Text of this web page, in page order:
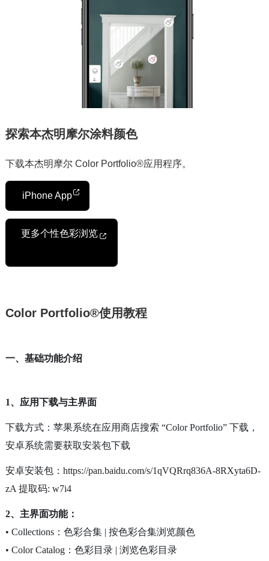
探索本杰明摩尔涂料颜色
下载本杰明摩尔 Color Portfolio®应用程序。
iPhone App
更多个性色彩浏览
Color Portfolio®使用教程
一、基础功能介绍
1、 应用下载与主界面
下载方式： 苹果系统在应用商店搜索 “Color Portfolio” 下载，
安卓系统需要获取安装包下载
安卓安装包： https://pan.baidu.com/s/1qVQRrq836A-8RXyta6D-
zA 提取码: w7i4
2、主界面功能：
• Collections：色彩合集 | 按色彩合集浏览颜色
• Color Catalog：色彩目录 | 浏览色彩目录